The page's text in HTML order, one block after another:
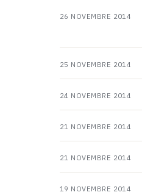
26 NOVEMBRE 2014
25 NOVEMBRE 2014
24 NOVEMBRE 2014
21 NOVEMBRE 2014
21 NOVEMBRE 2014
19 NOVEMBRE 2014